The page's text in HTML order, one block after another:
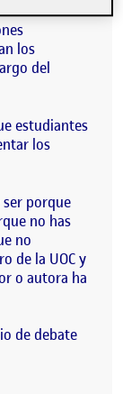
En este
los
del
estudiantes
los
porque
no has
no
de la UOC y
o autora ha
de debate